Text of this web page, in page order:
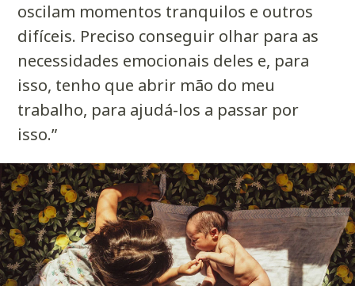
oscilam momentos tranquilos e outros
difíceis. Preciso conseguir olhar para as
necessidades emocionais deles e, para
isso, tenho que abrir mão do meu
trabalho, para ajudá-los a passar por
isso.”